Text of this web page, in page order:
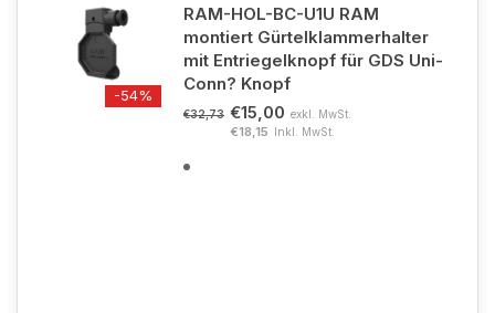
-54%
RAM-HOL-BC-U1U RAM
montiert Gürtelklammerhalter
mit Entriegelknopf für GDS Uni-
Conn? Knopf
€32,73 €15,00 exkl. MwSt.
€18,15 Inkl. MwSt.